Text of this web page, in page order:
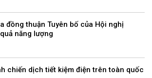
đồng thuận Tuyên bố của Hội nghị
năng lượng
chiến dịch tiết kiệm điện trên toàn quốc